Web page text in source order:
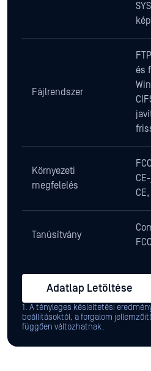
Fájlrendszer
és
Környezeti
megfelelés
Tanúsítvány
Adatlap Letöltése
1. A tényleges késleltetési
beállításoktól, a forgalom
függően változhatnak.